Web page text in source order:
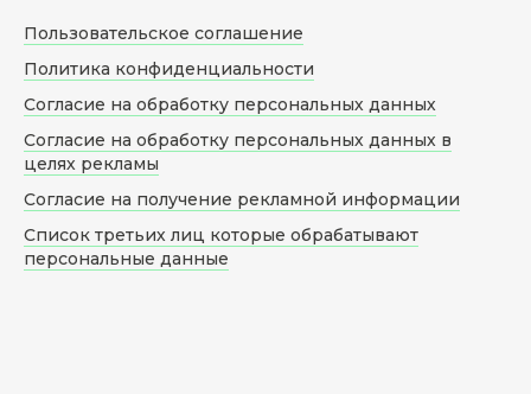
Пользовательское соглашение
Политика конфиденциальности
Согласие на обработку персональных данных
Согласие на обработку персональных данных в
целях рекламы
Согласие на получение рекламной информации
Список третьих лиц которые обрабатывают
персональные данные